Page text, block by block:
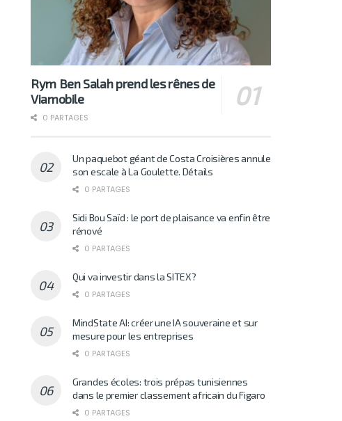
Rym Ben Salah prend les rênes de
Viamobile
0 PARTAGES
Un paquebot géant de Costa Croisières annule
son escale à La Goulette. Détails
0 PARTAGES
Sidi Bou Saïd : le port de plaisance va enfin être
rénové
0 PARTAGES
Qui va investir dans la SITEX?
0 PARTAGES
MindState AI: créer une IA souveraine et sur
mesure pour les entreprises
0 PARTAGES
Grandes écoles: trois prépas tunisiennes
dans le premier classement africain du Figaro
0 PARTAGES